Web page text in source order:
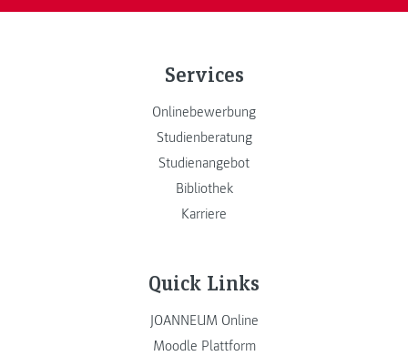
Services
Onlinebewerbung
Studienberatung
Studienangebot
Bibliothek
Karriere
Quick Links
JOANNEUM Online
Moodle Plattform